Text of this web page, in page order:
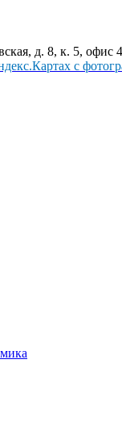
д. 8, к. 5, офис
с